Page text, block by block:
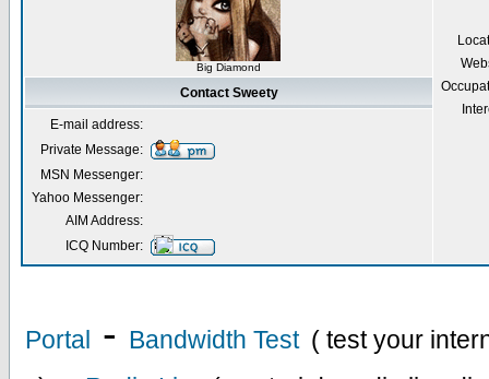
Big Diamond
Contact Sweety
E-mail address:
Private Message:
MSN Messenger:
Yahoo Messenger:
AIM Address:
ICQ Number:
Portal - Bandwidth Test ( test your